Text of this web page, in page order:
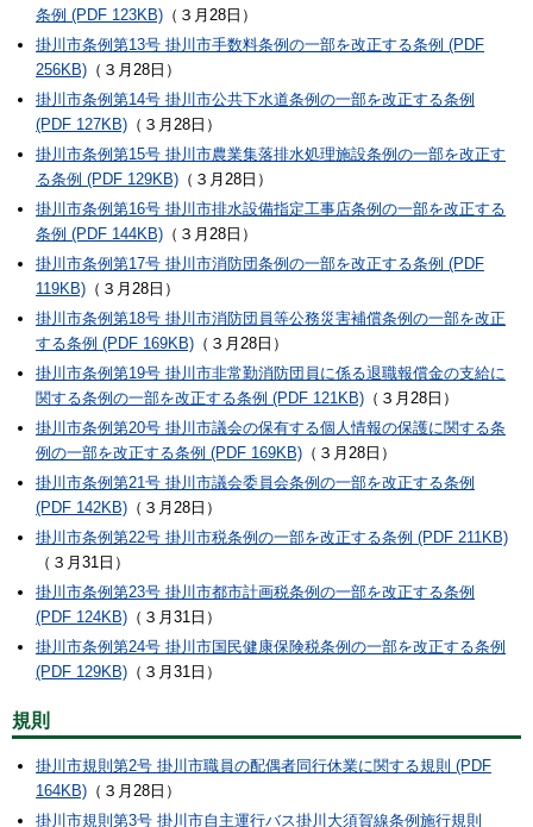
条例 (PDF 123KB) （３月28日）
掛川市条例第13号 掛川市手数料条例の一部を改正する条例 (PDF
256KB) （３月28日）
掛川市条例第14号 掛川市公共下水道条例の一部を改正する条例
(PDF 127KB) （３月28日）
掛川市条例第15号 掛川市農業集落排水処理施設条例の一部を改正す
る条例 (PDF 129KB) （３月28日）
掛川市条例第16号 掛川市排水設備指定工事店条例の一部を改正する
条例 (PDF 144KB) （３月28日）
掛川市条例第17号 掛川市消防団条例の一部を改正する条例 (PDF
119KB) （３月28日）
掛川市条例第18号 掛川市消防団員等公務災害補償条例の一部を改正
する条例 (PDF 169KB) （３月28日）
掛川市条例第19号 掛川市非常勤消防団員に係る退職報償金の支給に
関する条例の一部を改正する条例 (PDF 121KB) （３月28日）
掛川市条例第20号 掛川市議会の保有する個人情報の保護に関する条
例の一部を改正する条例 (PDF 169KB) （３月28日）
掛川市条例第21号 掛川市議会委員会条例の一部を改正する条例
(PDF 142KB) （３月28日）
掛川市条例第22号 掛川市税条例の一部を改正する条例 (PDF 211KB)
（３月31日）
掛川市条例第23号 掛川市都市計画税条例の一部を改正する条例
(PDF 124KB) （３月31日）
掛川市条例第24号 掛川市国民健康保険税条例の一部を改正する条例
(PDF 129KB) （３月31日）
規則
掛川市規則第2号 掛川市職員の配偶者同行休業に関する規則 (PDF
164KB) （３月28日）
掛川市規則第3号 掛川市自主運行バス掛川大須賀線条例施行規則